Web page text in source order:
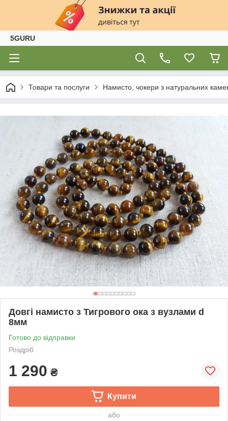
5GURU
Товари та послуги Намисто, чокери з натуральних
Довгі намисто з Тигрового ока з вузлами d
8мм
Готово до відправки
Роздріб
1 290 ₴
Купити
або